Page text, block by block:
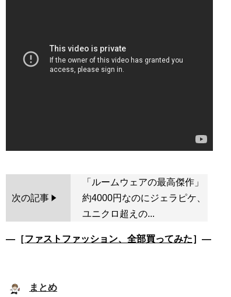
次の記事
「ルームウェアの最高傑作」
約4000円なのにジェラピケ、
ユニクロ超えの...
―［ファストファッション、全部買ってみた］―
まとめ